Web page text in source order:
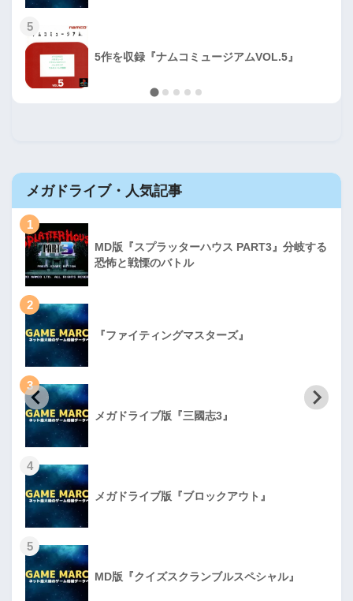
5
5作を収録『ナムコミュージアムVOL.5』
メガドライブ・人気記事
1
MD版『スプラッターハウス PART3』分岐する
恐怖と戦慄のバトル
2
『ファイティングマスターズ』
3
メガドライブ版『三國志3』
4
メガドライブ版『ブロックアウト』
5
MD版『クイズスクランブルスペシャル』